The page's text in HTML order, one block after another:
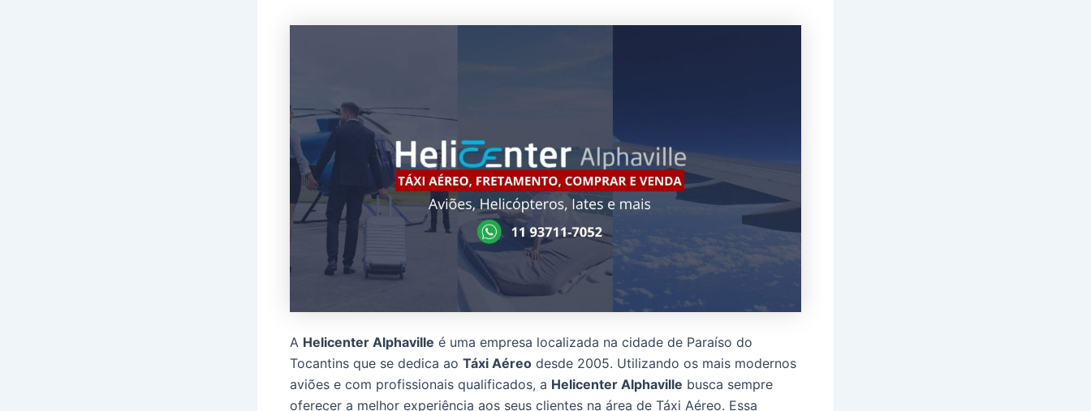
A Helicenter Alphaville é uma empresa localizada na cidade de Paraíso do
Tocantins que se dedica ao Táxi Aéreo desde 2005. Utilizando os mais modernos
aviões e com profissionais qualificados, a Helicenter Alphaville busca sempre
oferecer a melhor experiência aos seus clientes na área de Táxi Aéreo. Essa